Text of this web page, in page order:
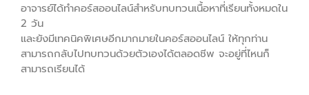
อาจารย์ได้ทำคอร์สออนไลน์สำหรับทบทวนเนื้อหาที่เรียนทั้งหมดใน
2 วัน
และยังมีเทคนิคพิเศษอีกมากมายในคอร์สออนไลน์ ให้ทุกท่าน
สามารถกลับไปทบทวนด้วยตัวเองได้ตลอดชีพ จะอยู่ที่ไหนก็
สามารถเรียนได้